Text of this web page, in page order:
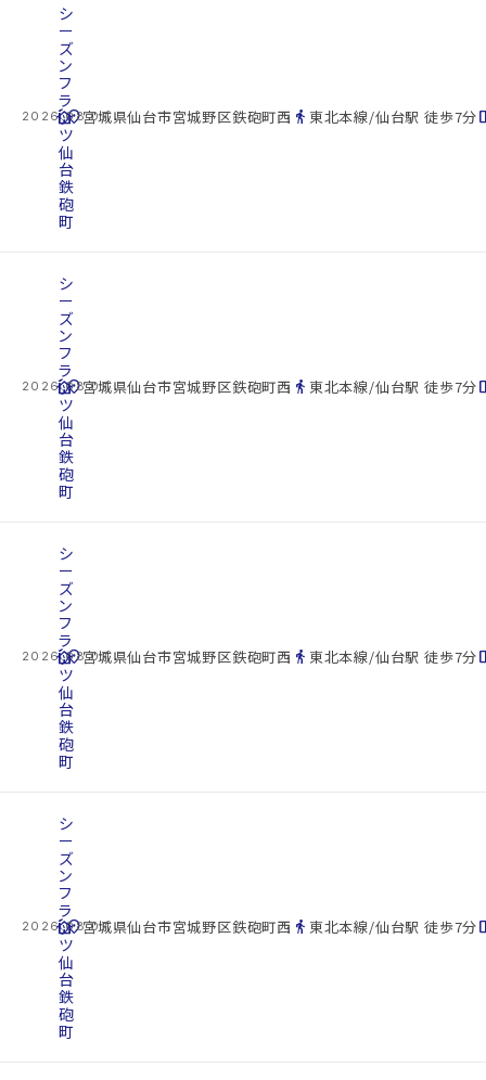
2026.08.07
cottage
シ
ー
ズ
ン
フ
ラ
ッ
ツ
仙
台
鉄
砲
町
location_on宮城県仙台市宮城野区鉄砲町西 directions_walk 東北本線/仙台駅 徒歩7分
2026.08.07
cottage
シ
ー
ズ
ン
フ
ラ
ッ
ツ
仙
台
鉄
砲
町
location_on宮城県仙台市宮城野区鉄砲町西 directions_walk 東北本線/仙台駅 徒歩7分
2026.08.07
cottage
シ
ー
ズ
ン
フ
ラ
ッ
ツ
仙
台
鉄
砲
町
location_on宮城県仙台市宮城野区鉄砲町西 directions_walk 東北本線/仙台駅 徒歩7分
2026.08.07
cottage
シ
ー
ズ
ン
フ
ラ
ッ
ツ
仙
台
鉄
砲
町
location_on宮城県仙台市宮城野区鉄砲町西 directions_walk 東北本線/仙台駅 徒歩7分